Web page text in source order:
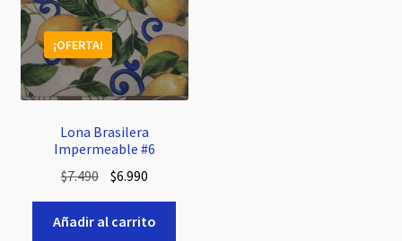
Lona Brasilera
Impermeable #6
¡OFERTA!
$7.490 El
precio
original
$6.990El
precio
actual
Añadir al carrito